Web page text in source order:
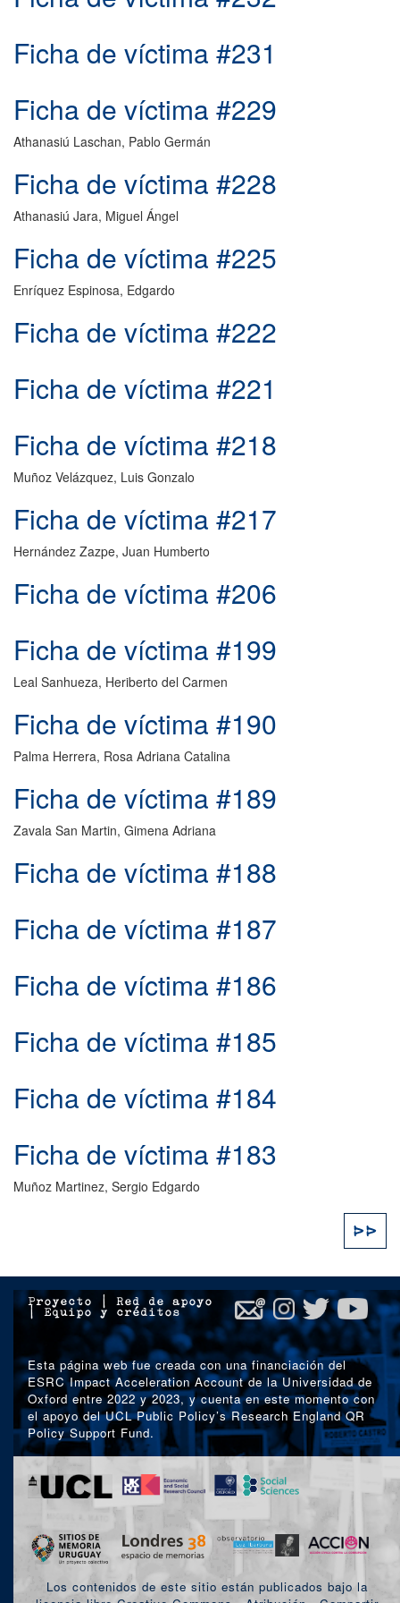
Ficha de víctima #231
Ficha de víctima #229
Athanasiú Laschan, Pablo Germán
Ficha de víctima #228
Athanasiú Jara, Miguel Ángel
Ficha de víctima #225
Enríquez Espinosa, Edgardo
Ficha de víctima #222
Ficha de víctima #221
Ficha de víctima #218
Muñoz Velázquez, Luis Gonzalo
Ficha de víctima #217
Hernández Zazpe, Juan Humberto
Ficha de víctima #206
Ficha de víctima #199
Leal Sanhueza, Heriberto del Carmen
Ficha de víctima #190
Palma Herrera, Rosa Adriana Catalina
Ficha de víctima #189
Zavala San Martin, Gimena Adriana
Ficha de víctima #188
Ficha de víctima #187
Ficha de víctima #186
Ficha de víctima #185
Ficha de víctima #184
Ficha de víctima #183
Muñoz Martinez, Sergio Edgardo
››
Proyecto
Red de apoyo
| Equipo y créditos
Esta página web fue creada con una financiación del
ESRC Impact Acceleration Account de la Universidad de
Oxford entre 2022 y 2023, y cuenta en este momento con
el apoyo del UCL Public Policy’s Research England QR
Policy Support Fund.
Los contenidos de este sitio están publicados bajo la